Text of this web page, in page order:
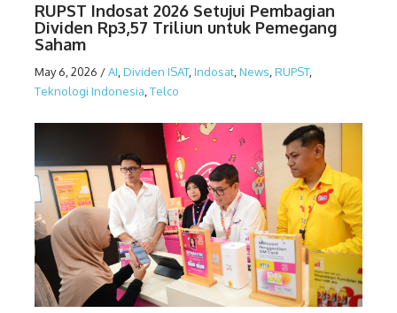
RUPST Indosat 2026 Setujui Pembagian
Dividen Rp3,57 Triliun untuk Pemegang
Saham
May 6, 2026 /AI Dividen ISAT, Indosat News RUPST,
Teknologi Indonesia Telco